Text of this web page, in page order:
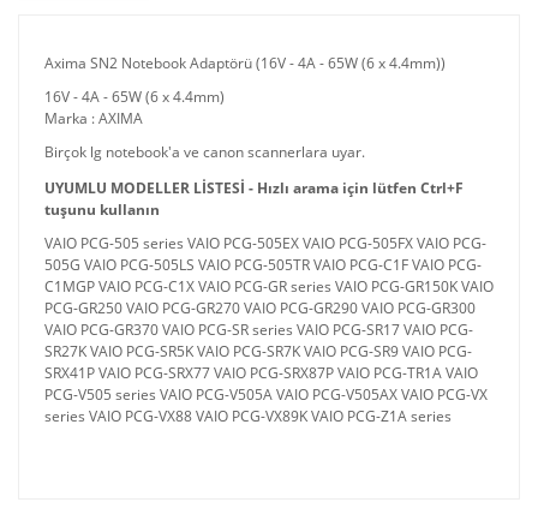
Axima SN2 Notebook Adaptörü (16V - 4A - 65W (6 x 4.4mm))
16V - 4A - 65W (6 x 4.4mm)
Marka : AXIMA
Birçok lg notebook'a ve canon scannerlara uyar.
UYUMLU MODELLER LİSTESİ - Hızlı arama için lütfen Ctrl+F
tuşunu kullanın
VAIO PCG-505 series VAIO PCG-505EX VAIO PCG-505FX VAIO PCG-
505G VAIO PCG-505LS VAIO PCG-505TR VAIO PCG-C1F VAIO PCG-
C1MGP VAIO PCG-C1X VAIO PCG-GR series VAIO PCG-GR150K VAIO
PCG-GR250 VAIO PCG-GR270 VAIO PCG-GR290 VAIO PCG-GR300
VAIO PCG-GR370 VAIO PCG-SR series VAIO PCG-SR17 VAIO PCG-
SR27K VAIO PCG-SR5K VAIO PCG-SR7K VAIO PCG-SR9 VAIO PCG-
SRX41P VAIO PCG-SRX77 VAIO PCG-SRX87P VAIO PCG-TR1A VAIO
PCG-V505 series VAIO PCG-V505A VAIO PCG-V505AX VAIO PCG-VX
series VAIO PCG-VX88 VAIO PCG-VX89K VAIO PCG-Z1A series